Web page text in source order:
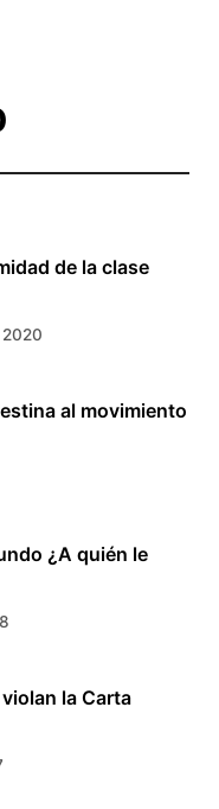
de la clase
2020
al movimiento
¿A quién le
la Carta